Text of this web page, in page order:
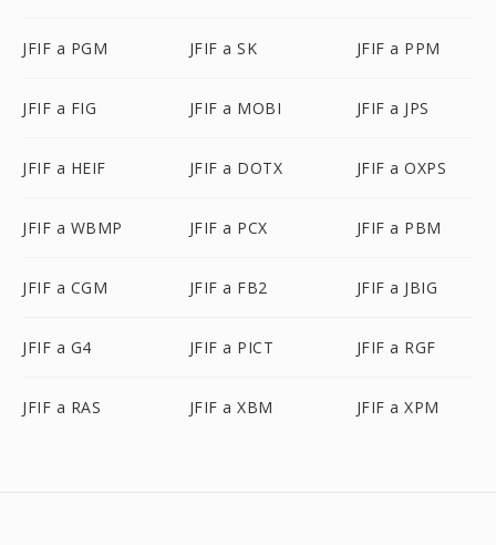
JFIF a PGM JFIF a SK JFIF a PPM
JFIF a FIG JFIF a MOBI JFIF a JPS
JFIF a HEIF JFIF a DOTX JFIF a OXPS
JFIF a WBMP JFIF a PCX JFIF a PBM
JFIF a CGM JFIF a FB2 JFIF a JBIG
JFIF a G4 JFIF a PICT JFIF a RGF
JFIF a RAS JFIF a XBM JFIF a XPM